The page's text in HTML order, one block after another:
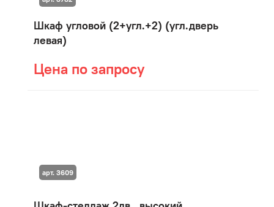
Шкаф угловой (2+угл.+2) (угл.дверь
левая)
Цена по запросу
арт. 3609